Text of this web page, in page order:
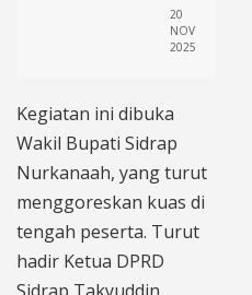
20
NOV
2025
Kegiatan ini dibuka
Wakil Bupati Sidrap
Nurkanaah, yang turut
menggoreskan kuas di
tengah peserta. Turut
hadir Ketua DPRD